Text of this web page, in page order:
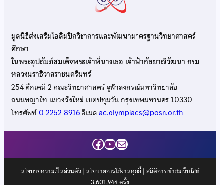
มูลนิธิส่งเสริมโอลิมปิกวิชาการและพัฒนามาตรฐานวิทยาศาสตร์
ศึกษา
ในพระอุปถัมภ์สมเด็จพระเจ้าพี่นางเธอ เจ้าฟ้ากัลยาณิวัฒนา กรม
หลวงนราธิวาสราชนครินทร์
254 ตึกเคมี 2 คณะวิทยาศาสตร์ จุฬาลงกรณ์มหาวิทยาลัย
ถนนพญาไท แขวงวังใหม่ เขตปทุมวัน กรุงเทพมหานคร 10330
โทรศัพท์0 2252 8916อีเมลac.olympiads@posn.or.th
Facebook
YouTube
Mail
นโยบายความเป็นส่วนตัว| นโยบายการใช้งานคุกกี้| สถิติการเข้าชมเว็บไซต์
3,601,944ครั้ง